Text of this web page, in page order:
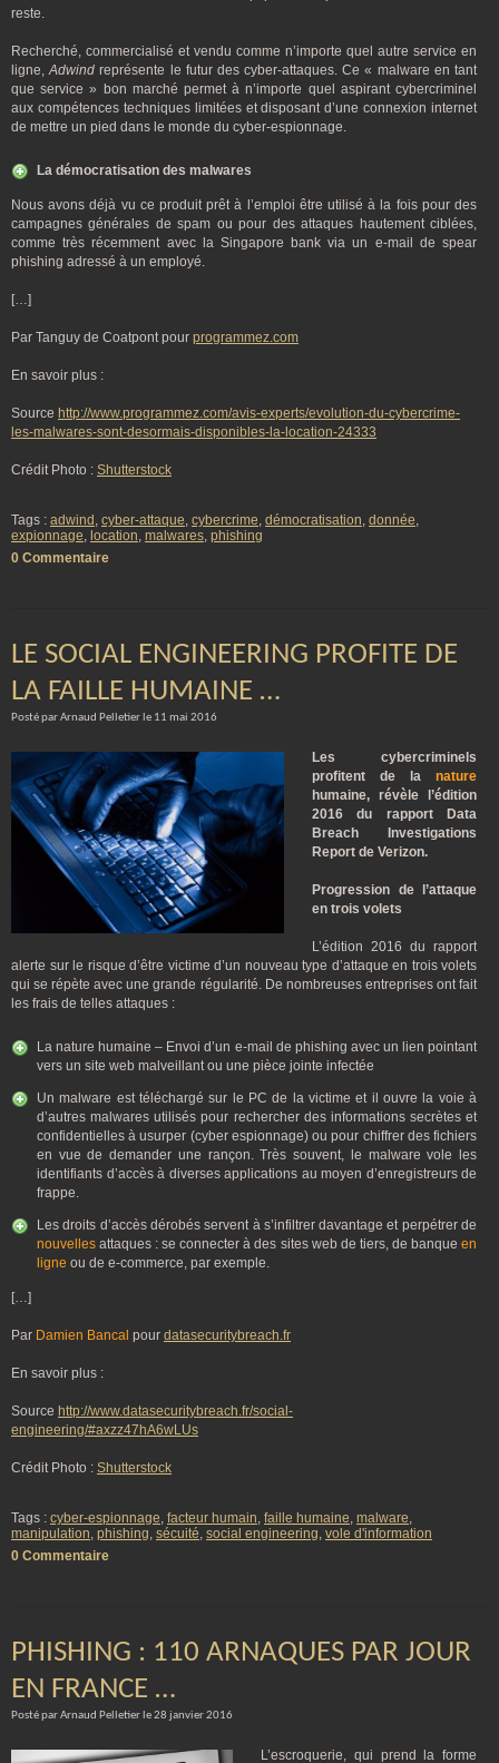
reste.
Recherché, commercialisé et vendu comme n’importe quel autre service en
ligne,Adwind représente le futur des cyber-attaques. Ce « malware en tant
que service » bon marché permet à n’importe quel aspirant cybercriminel
aux compétences techniques limitées et disposant d’une connexion internet
de mettre un pied dans le monde du cyber-espionnage.
La démocratisation des malwares
Nous avons déjà vu ce produit prêt à l’emploi être utilisé à la fois pour des
campagnes générales de spam ou pour des attaques hautement ciblées,
comme très récemment avec la Singapore bank via un e-mail de spear
phishing adressé à un employé.
[…]
Par Tanguy de Coatpont pour programmez.com
En savoir plus :
Source http://www.programmez.com/avis-experts/evolution-du-cybercrime-
les-malwares-sont-desormais-disponibles-la-location-24333
Crédit Photo : Shutterstock
Tags : adwind , cyber-attaque, cybercrime, démocratisation, donnée,
expionnage, location, malwares, phishing
0 Commentaire
LE SOCIAL ENGINEERING PROFITE DE
LA FAILLE HUMAINE …
Posté par Arnaud Pelletier le 11 mai 2016
Les cybercriminels
profitent de la nature
humaine, révèle l’édition
2016 du rapport Data
Breach Investigations
Report de Verizon.
Progression de l’attaque
en trois volets
L’édition 2016 du rapport
alerte sur le risque d’être victime d’un nouveau type d’attaque en trois volets
qui se répète avec une grande régularité. De nombreuses entreprises ont fait
les frais de telles attaques :
La nature humaine – Envoi d’un e-mail de phishing avec un lien pointant
vers un site web malveillant ou une pièce jointe infectée
Un malware est téléchargé sur le PC de la victime et il ouvre la voie à
d’autres malwares utilisés pour rechercher des informations secrètes et
confidentielles à usurper (cyber espionnage) ou pour chiffrer des fichiers
en vue de demander une rançon. Très souvent, le malware vole les
identifiants d’accès à diverses applications au moyen d’enregistreurs de
frappe.
Les droits d’accès dérobés servent à s’infiltrer davantage et perpétrer de
nouvelles attaques : se connecter à des sites web de tiers, de banque en
ligne ou de e-commerce, par exemple.
[…]
Par Damien Bancal pour datasecuritybreach.fr
En savoir plus :
Source http://www.datasecuritybreach.fr/social-
engineering/#axzz47hA6wLUs
Crédit Photo : Shutterstock
Tags : cyber-espionnage, facteur humain, faille humaine, malware,
manipulation, phishing, sécuité, social engineering, vole d'information
0 Commentaire
PHISHING : 110 ARNAQUES PAR JOUR
EN FRANCE …
Posté par Arnaud Pelletier le 28 janvier 2016
L’escroquerie, qui prend la forme